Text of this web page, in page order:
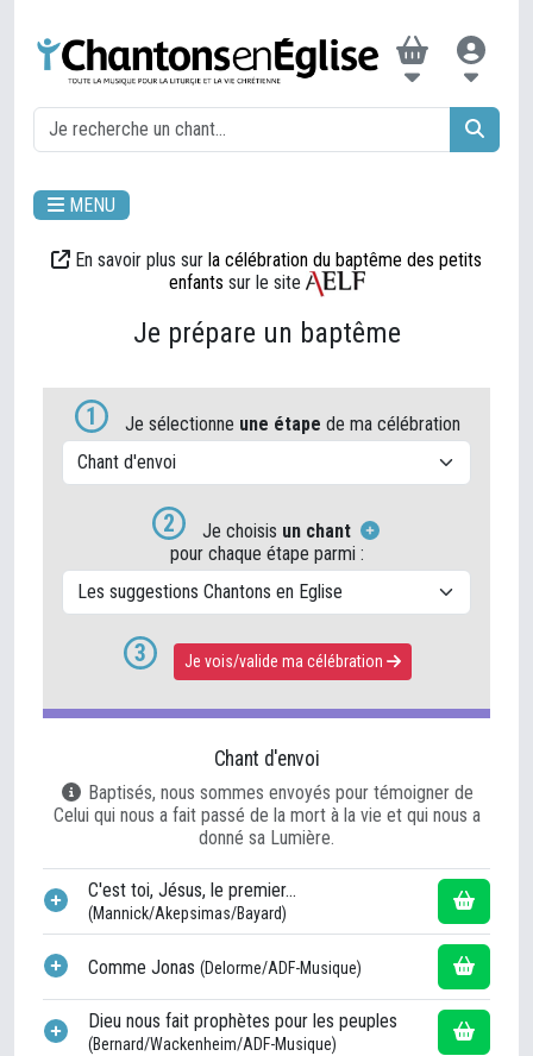
MENU
En savoir plus sur la célébration du baptême des petits
enfants sur le site
Je prépare un baptême
1 Je sélectionne une étape de ma célébration
2 Je choisis un chant
pour chaque étape parmi :
3 Je vois/valide ma célébration
Chant d'envoi
Baptisés, nous sommes envoyés pour témoigner de
Celui qui nous a fait passé de la mort à la vie et qui nous a
donné sa Lumière.
C'est toi, Jésus, le premier...
(Mannick/Akepsimas/Bayard)
Comme Jonas (Delorme/ADF-Musique)
Dieu nous fait prophètes pour les peuples
(Bernard/Wackenheim/ADF-Musique)